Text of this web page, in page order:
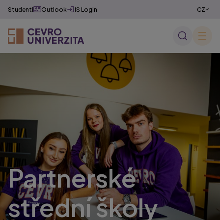
Studenti Outlook IS Login CZ
Partnerské
střední školy